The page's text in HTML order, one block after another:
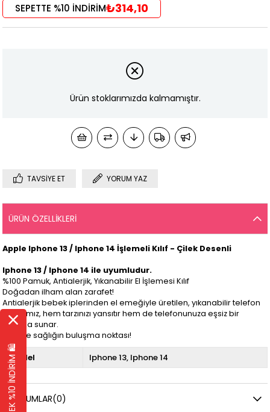
SEPETTE %10 İNDİRİM₺314,10
Ürün stoklarımızda kalmamıştır.
TAVSIYE ET YORUM YAZ
ÜRÜN ÖZELLIKLERI
Apple Iphone 13 / Iphone 14 İşlemeli Kılıf - Çilek Desenli
Iphone 13 / Iphone 14 ile uyumludur.
%100 Pamuk, Antialerjik, Yıkanabilir El İşlemesi Kılıf
Doğadan ilham alan zarafet!
Antialerjik bebek iplerinden el emeğiyle üretilen, yıkanabilir telefon
kılıflarımız, hem tarzınızı yansıtır hem de telefonunuza eşsiz bir
koruma sunar.
Şıklık ve sağlığın buluşma noktası!
Model Iphone 13 Iphone 14
YORUMLAR(0)
EK %10 İNDİRİM 🛍️